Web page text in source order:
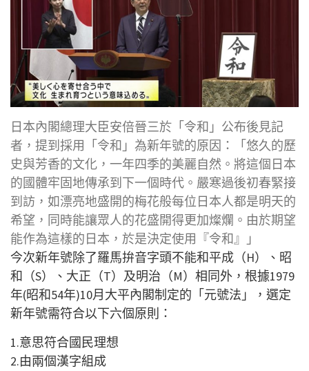
日本內閣總理大臣安倍晉三於「令和」公布後見記
者，提到採用「令和」為新年號的原因：「悠久的歷
史與芳香的文化，一年四季的美麗自然。將這個日本
的國體牢固地傳承到下一個時代。嚴寒過後初春緊接
到訪，如漂亮地盛開的梅花般每位日本人都是明天的
希望，同時能讓眾人的花盛開得更加燦爛。由於期望
能作為這樣的日本，於是決定使用『令和』」
今次新年號除了羅馬拚音字頭不能和平成（H）、昭
和（S）、大正（T）及明治（M）相同外，根據1979
年(昭和54年)10月大平內閣制定的「元號法」，選定
新年號需符合以下六個原則：
1.意思符合國民理想
2.由兩個漢字組成